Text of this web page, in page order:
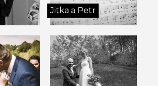
Jitka a Petr